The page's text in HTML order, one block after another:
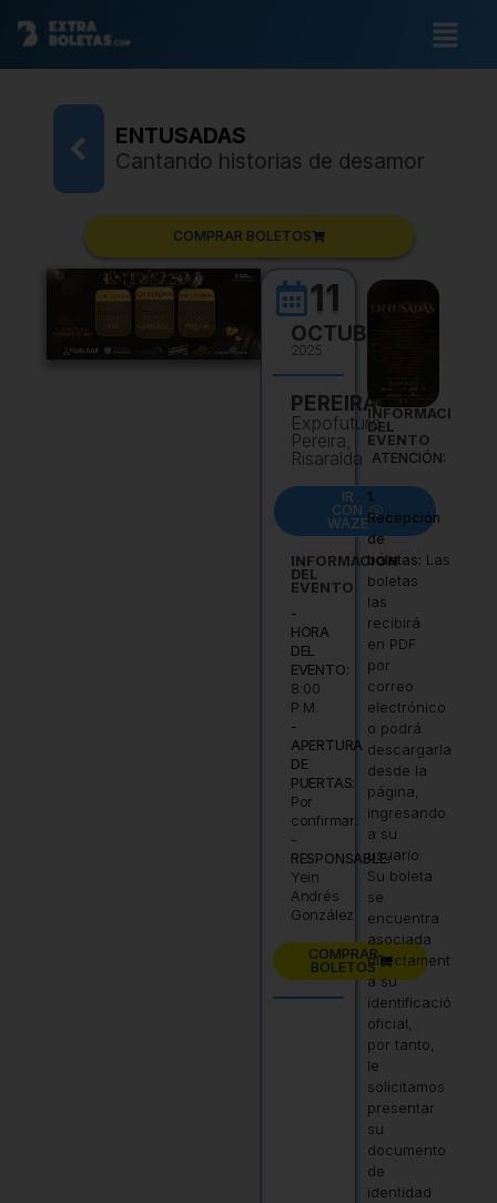
ENTUSADAS
Cantando historias de desamor
COMPRAR BOLETOS
11
OCTUBRE
2025
PEREIRA
Expofuturo
Pereira,
Risaralda
IR
CON
WAZE
INFORMACIÓN
DEL
EVENTO
-
HORA
DEL
EVENTO:
8:00
P.M.
-
APERTURA
DE
PUERTAS:
Por
confirmar.
-
RESPONSABLE:
Yein
Andrés
González
COMPRAR
BOLETOS
INFORMACIÓN
DEL
EVENTO
ATENCIÓN:
1.
Recepción
de
boletas: Las
boletas
las
recibirá
en PDF
por
correo
electrónico
o podrá
descargarla
desde la
página,
ingresando
a su
usuario.
Su boleta
se
encuentra
asociada
directamente
a su
identificación
oficial,
por tanto,
le
solicitamos
presentar
su
documento
de
identidad